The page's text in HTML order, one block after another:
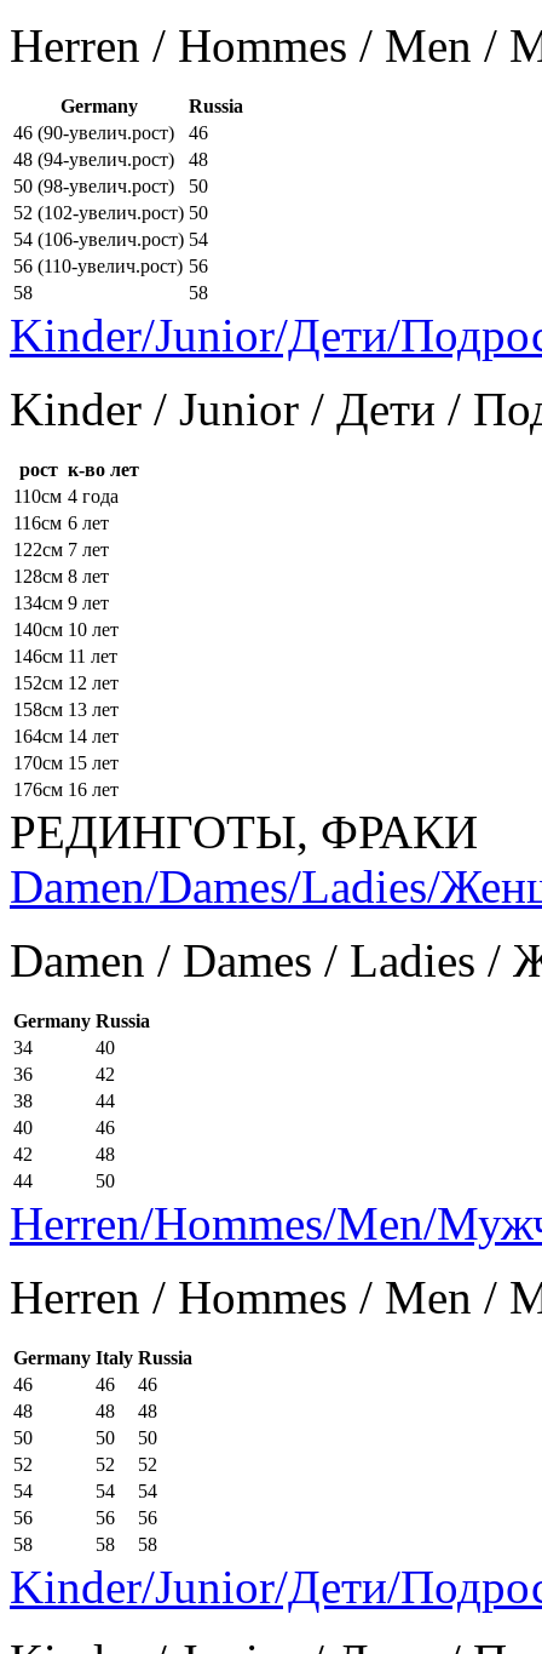
Herren / Hommes / Men /
Germany
Russia
46 (90-увелич.рост)
46
48 (94-увелич.рост)
48
50 (98-увелич.рост)
50
52 (102-увелич.рост) 50
54 (106-увелич.рост) 54
56 (110-увелич.рост) 56
58
58
Kinder/Junior/Дети/
Kinder / Junior / Дети /
рост к-во лет
110см 4 года
116см 6 лет
122см 7 лет
128см 8 лет
134см 9 лет
140см 10 лет
146см 11 лет
152см 12 лет
158см 13 лет
164см 14 лет
170см 15 лет
176см 16 лет
РЕДИНГОТЫ, ФРАКИ
Damen/Dames/Ladies/
Damen / Dames / Ladies
Germany Russia
34
40
36
42
38
44
40
46
42
48
44
50
Herren/Hommes/Men/
Herren / Hommes / Men /
Germany Italy Russia
46
46
46
48
48
48
50
50
50
52
52
52
54
54
54
56
56
56
58
58 58
Kinder/Junior/Дети/